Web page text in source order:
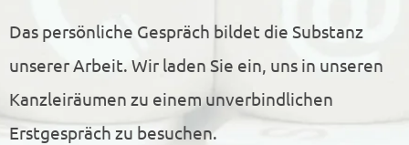
Das persönliche Gespräch bildet die Substanz
unserer Arbeit. Wir laden Sie ein, uns in unseren
Kanzleiräumen zu einem unverbindlichen
Erstgespräch zu besuchen.